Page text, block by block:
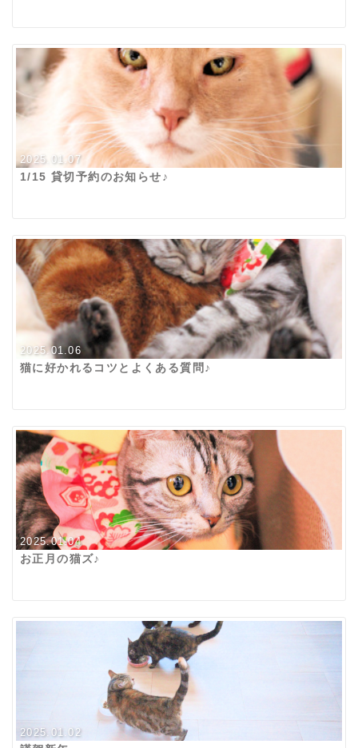
2025.01.07
1/15 貸切予約のお知らせ♪
2025.01.06
猫に好かれるコツとよくある質問♪
2025.01.04
お正月の猫ズ♪
2025.01.02